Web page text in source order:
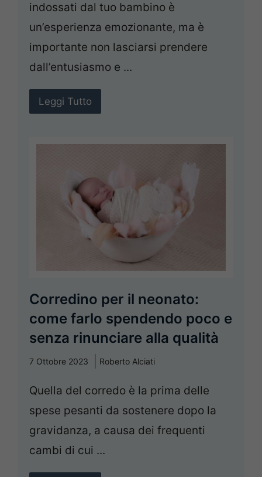
indossati dal tuo bambino è
un’esperienza emozionante, ma è
importante non lasciarsi prendere
dall’entusiasmo e ...
Leggi Tutto
Corredino per il neonato:
come farlo spendendo poco e
senza rinunciare alla qualità
7 Ottobre 2023 Roberto Alciati
Quella del corredo è la prima delle
spese pesanti da sostenere dopo la
gravidanza, a causa dei frequenti
cambi di cui ...